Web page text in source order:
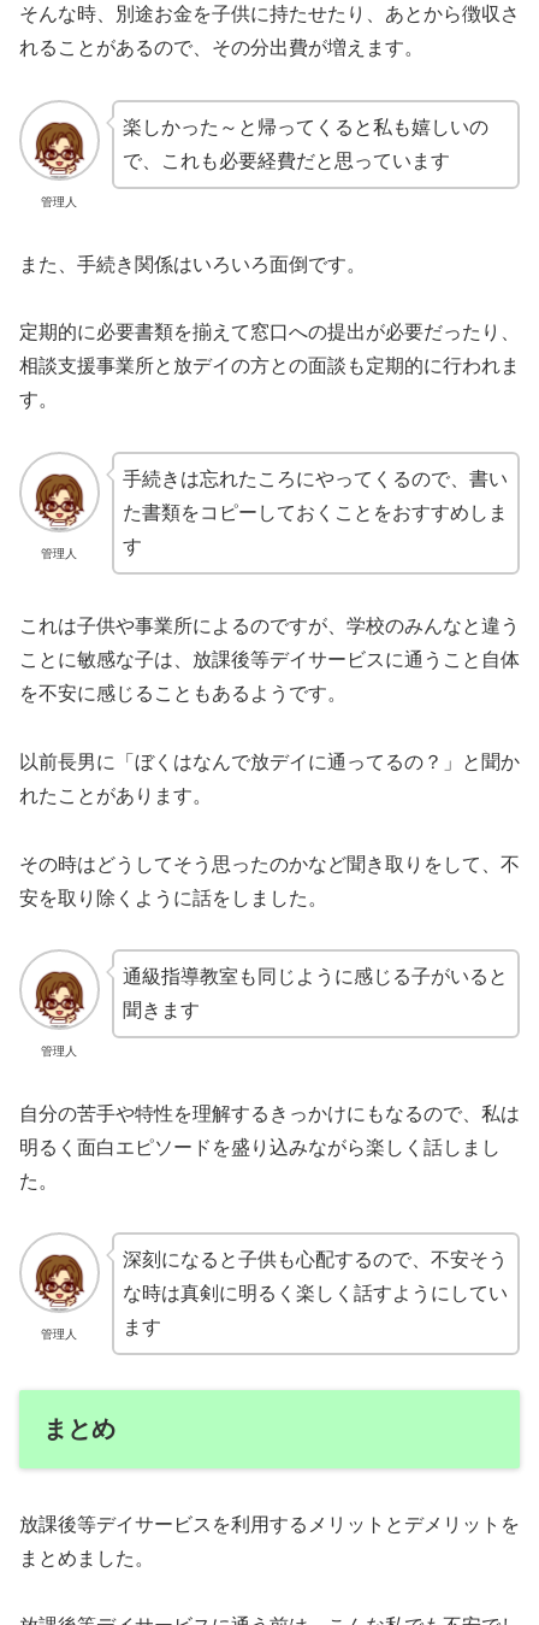
そんな時、別途お金を子供に持たせたり、あとから徴収さ
れることがあるので、その分出費が増えます。
管理人
楽しかった～と帰ってくると私も嬉しいの
で、これも必要経費だと思っています
また、手続き関係はいろいろ面倒です。
定期的に必要書類を揃えて窓口への提出が必要だったり、
相談支援事業所と放デイの方との面談も定期的に行われま
す。
管理人
手続きは忘れたころにやってくるので、書い
た書類をコピーしておくことをおすすめしま
す
これは子供や事業所によるのですが、学校のみんなと違う
ことに敏感な子は、放課後等デイサービスに通うこと自体
を不安に感じることもあるようです。
以前長男に「ぼくはなんで放デイに通ってるの？」と聞か
れたことがあります。
その時はどうしてそう思ったのかなど聞き取りをして、不
安を取り除くように話をしました。
管理人
通級指導教室も同じように感じる子がいると
聞きます
自分の苦手や特性を理解するきっかけにもなるので、私は
明るく面白エピソードを盛り込みながら楽しく話しまし
た。
管理人
深刻になると子供も心配するので、不安そう
な時は真剣に明るく楽しく話すようにしてい
ます
まとめ
放課後等デイサービスを利用するメリットとデメリットを
まとめました。